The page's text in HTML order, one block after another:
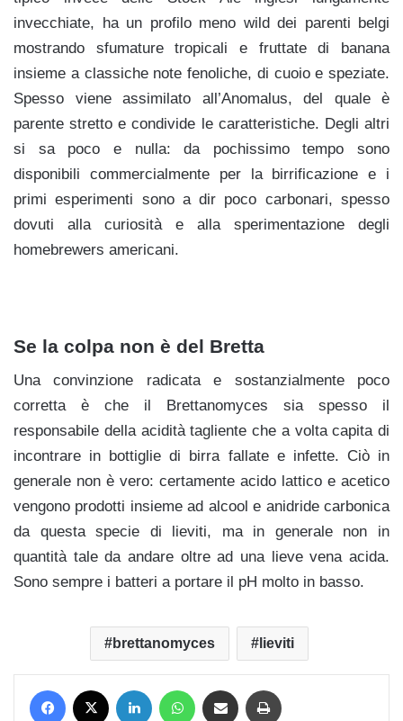
invecchiate, ha un profilo meno wild dei parenti belgi
mostrando sfumature tropicali e fruttate di banana
insieme a classiche note fenoliche, di cuoio e speziate.
Spesso viene assimilato all’Anomalus, del quale è
parente stretto e condivide le caratteristiche. Degli altri
si sa poco e nulla: da pochissimo tempo sono
disponibili commercialmente per la birrificazione e i
primi esperimenti sono a dir poco carbonari, spesso
dovuti alla curiosità e alla sperimentazione degli
homebrewers americani.
Se la colpa non è del Bretta
Una convinzione radicata e sostanzialmente poco
corretta è che il Brettanomyces sia spesso il
responsabile della acidità tagliente che a volta capita di
incontrare in bottiglie di birra fallate e infette. Ciò in
generale non è vero: certamente acido lattico e acetico
vengono prodotti insieme ad alcool e anidride carbonica
da questa specie di lieviti, ma in generale non in
quantità tale da andare oltre ad una lieve vena acida.
Sono sempre i batteri a portare il pH molto in basso.
brettanomyces lieviti
Facebook LinkedIn WhatsApp Condividi via mail